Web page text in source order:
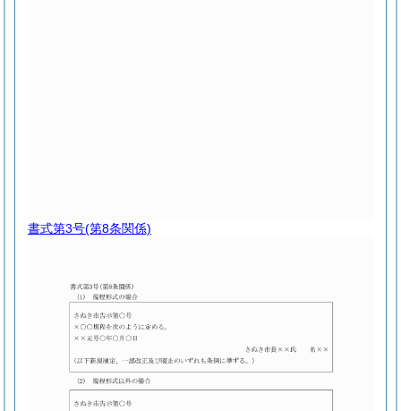
書式第3号(第8条関係)